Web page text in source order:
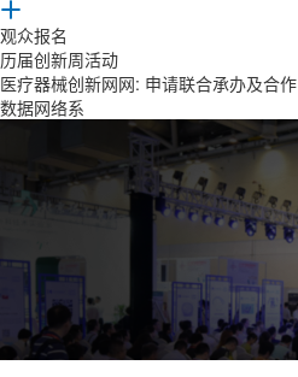
观众报名
历届创新周活动
医疗器械创新网网: 申请联合承办及合作
数据网络系